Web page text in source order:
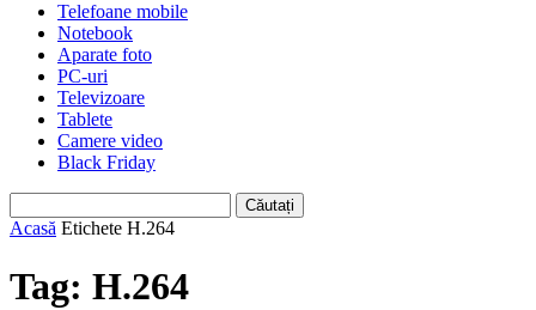
Telefoane mobile
Notebook
Aparate foto
PC-uri
Televizoare
Tablete
Camere video
Black Friday
Acasă Etichete H.264
Tag: H.264